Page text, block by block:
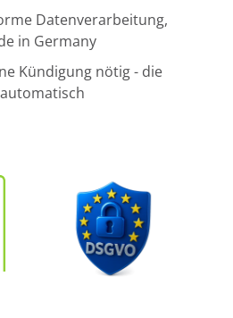
Datenverarbeitung,
in Germany
Kündigung nötig - die